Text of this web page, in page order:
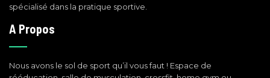
spécialisé dans la pratique sportive.
A Propos
Nous avons le sol de sport qu’il vous faut ! Espace de